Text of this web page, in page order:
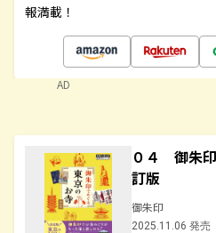
報満載！
AD
０４ 御朱
訂版
御朱印
2025.11.06 発売